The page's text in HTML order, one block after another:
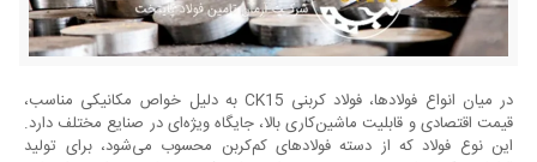
‎در میان انواع فولادها، فولاد کربنی CK15 به دلیل خواص مکانیکی مناسب،
قیمت اقتصادی و قابلیت ماشین‌کاری بالا، جایگاه ویژه‌ای در صنایع مختلف دارد.
این نوع فولاد که از دسته فولادهای کم‌کربن محسوب می‌شود، برای تولید